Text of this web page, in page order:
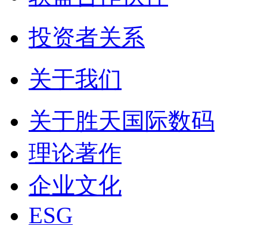
投资者关系
关于我们
关于胜天国际数码
理论著作
企业文化
ESG